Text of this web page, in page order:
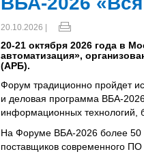
20.10.2026 |
20-21 октября 2026 года в
автоматизация»,
(АРБ).
Форум традиционно пройдет
и деловая программа ВБА-
информационных технологий,
На Форуме ВБА-2026 более 50
поставщиков современного ПО